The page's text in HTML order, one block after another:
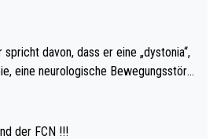
davon, dass er eine „dystonia“,
eine neurologische Bewegungsstöru
Medikamente ihm helfen! Ich glau
viele der Dartits-Fälle fälschlich psy
der FCN !!!